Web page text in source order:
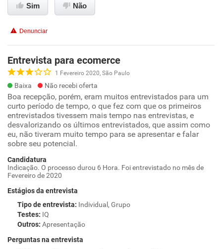
Sim Não
Denunciar
Entrevista para ecomerce
1 Fevereiro 2020, São Paulo
Baixa Não recebi oferta
Boa recepção, porém, eram muitos entrevistados para um
curto período de tempo, o que fez com que os primeiros
entrevistados tivessem mais tempo nas entrevistas, e
desvalorizando os últimos entrevistados, que assim como
eu, não tiveram muito tempo para se apresentar e falar
sobre seu potencial.
Candidatura
Indicação. O processo durou 6 Hora. Foi entrevistado no mês de
Fevereiro de 2020
Estágios da entrevista
Tipo de entrevista: Individual, Grupo
Testes: IQ
Outros: Apresentação
Perguntas na entrevista